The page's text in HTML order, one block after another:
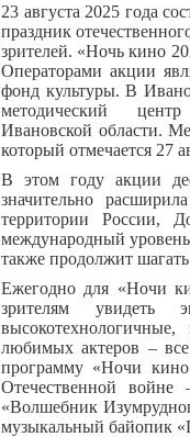
23 августа 2025 года
праздник
зрителей. «Ночь кино
Операторами акции
фонд культуры. В
методический центр
Ивановской области.
который отмечается 27
В этом году акции
значительно
территории России,
международный
также продолжит
Ежегодно для «Ночи
зрителям
любимых актеров –
программу «Ночи
Отечественной
«Волшебник
музыкальный байопик